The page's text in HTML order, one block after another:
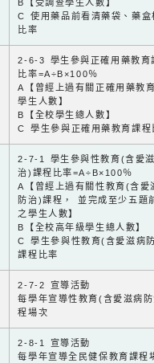
B【受調查學生人數】
C 使用藥品前看清藥袋、藥盒
比率
2-6-3 學生參與正確用藥教育
比率=A÷B×100％
A【曾經上過有關正確用藥教
學生人數】
B【全校學生總人數】
C 學生參與正確用藥教育課程
2-7-1 學生參與性教育(含愛
治)課程比率=A÷B×100％
A【曾經上過有關性教育(含愛
防治)課程， 並完成至少五題
之學生人數】
B【全校高年級學生總人數】
C 學生參與性教育(含愛滋病
課程比率
2-7-2 宣導活動
每學年宣導性教育(含愛滋病
程場次
2-8-1 宣導活動
每學年宣導全民健保教育課程